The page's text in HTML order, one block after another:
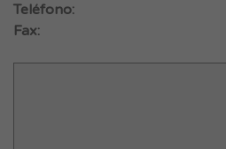
Teléfono:
Fax: